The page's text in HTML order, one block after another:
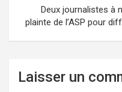
Deux journalistes à
plainte de l’ASP pour
Laisser un